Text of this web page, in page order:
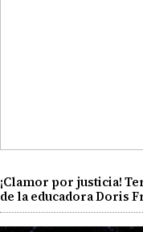
¡Clamor por justicia!
de la educadora Doris